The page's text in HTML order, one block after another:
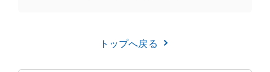
トップへ戻る